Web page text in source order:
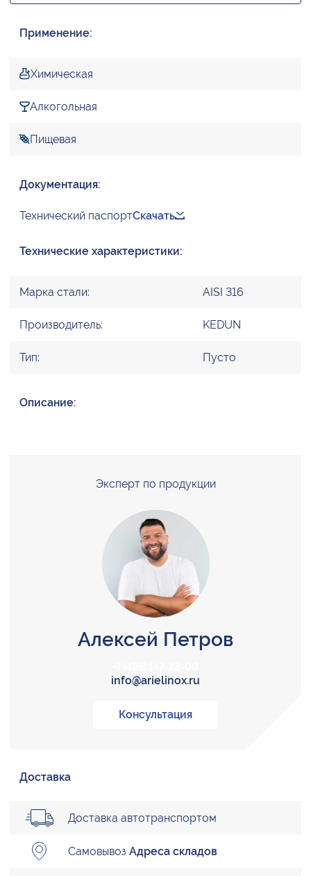
Применение:
Химическая
Алкогольная
Пищевая
Документация:
Технический паспортСкачать
Технические характеристики:
Марка стали: AISI 316
Производитель: KEDUN
Тип: Пусто
Описание:
Эксперт по продукции
Алексей Петров
info@arielinox.ru
Консультация
Доставка
Доставка автотранспортом
Самовывоз Адреса складов